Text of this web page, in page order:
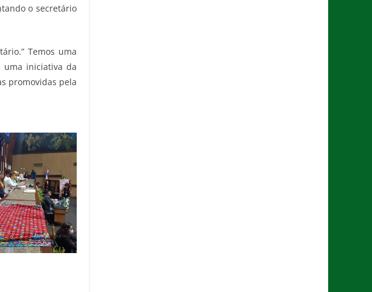
o secretário
Temos uma
uma iniciativa da
promovidas pela